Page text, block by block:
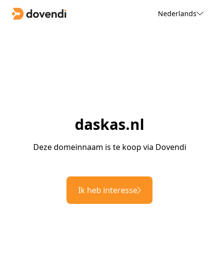
Nederlands
daskas.nl
Deze domeinnaam is te koop via Dovendi
Ik heb interesse